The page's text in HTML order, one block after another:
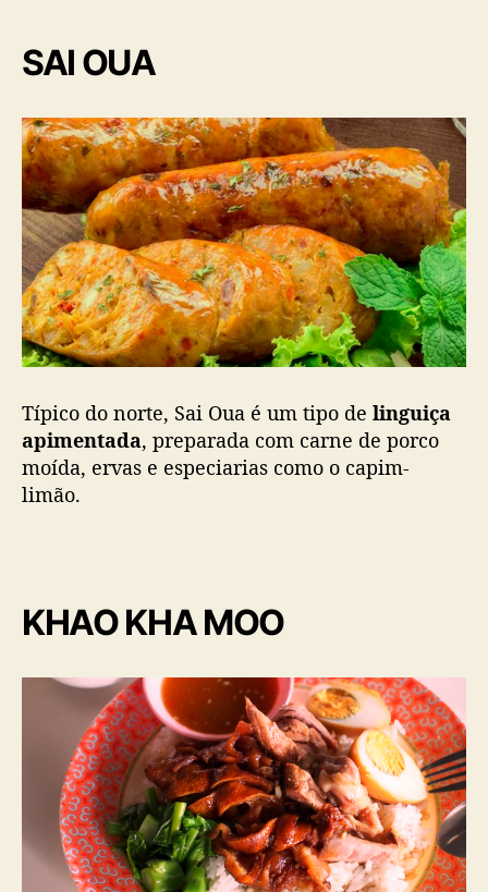
SAI OUA
Típico do norte, Sai Oua é um tipo de linguiça
apimentada, preparada com carne de porco
moída, ervas e especiarias como o capim-
limão.
KHAO KHA MOO